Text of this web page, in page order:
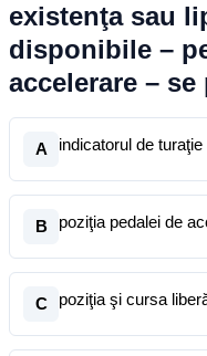
existenţa sau
disponibile –
accelerare –
A indicatorul de
B poziţia pedalei de
C poziţia şi cursa